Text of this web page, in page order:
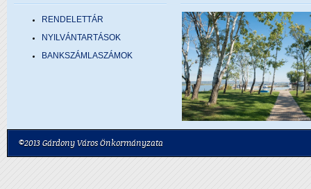
RENDELETTÁR
NYILVÁNTARTÁSOK
BANKSZÁMLASZÁMOK
©2013 Gárdony Város Önkormányzata